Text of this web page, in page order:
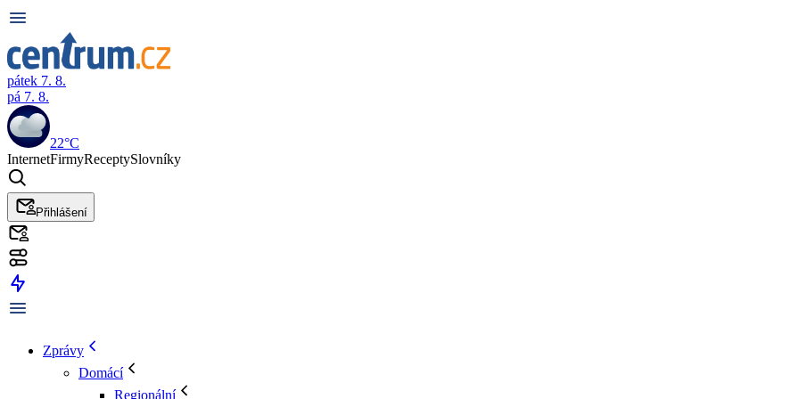
pátek 7. 8.
pá 7. 8.
22°C
InternetFirmyReceptySlovníky
Přihlášení
Zprávy
Domácí
Regionální